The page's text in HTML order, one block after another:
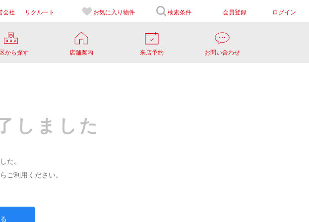
会社 リクルート お気に入り 物件 検索条件 会員登録 ログイン
から探す 店舗案内 来店予約 お問い合わせ
しました
た。
ご利用ください。